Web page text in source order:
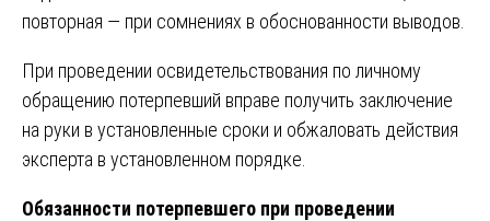
повторная — при сомнениях в обоснованности выводов.
При проведении освидетельствования по личному
обращению потерпевший вправе получить заключение
на руки в установленные сроки и обжаловать действия
эксперта в установленном порядке.
Обязанности потерпевшего при проведении